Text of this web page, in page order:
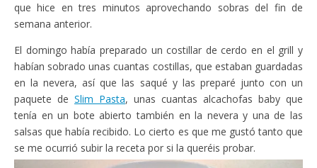
que hice en tres minutos aprovechando sobras del fin de
semana anterior.
El domingo había preparado un costillar de cerdo en el grill y
habían sobrado unas cuantas costillas, que estaban guardadas
en la nevera, así que las saqué y las preparé junto con un
paquete de Slim Pasta, unas cuantas alcachofas baby que
tenía en un bote abierto también en la nevera y una de las
salsas que había recibido. Lo cierto es que me gustó tanto que
se me ocurrió subir la receta por si la queréis probar.